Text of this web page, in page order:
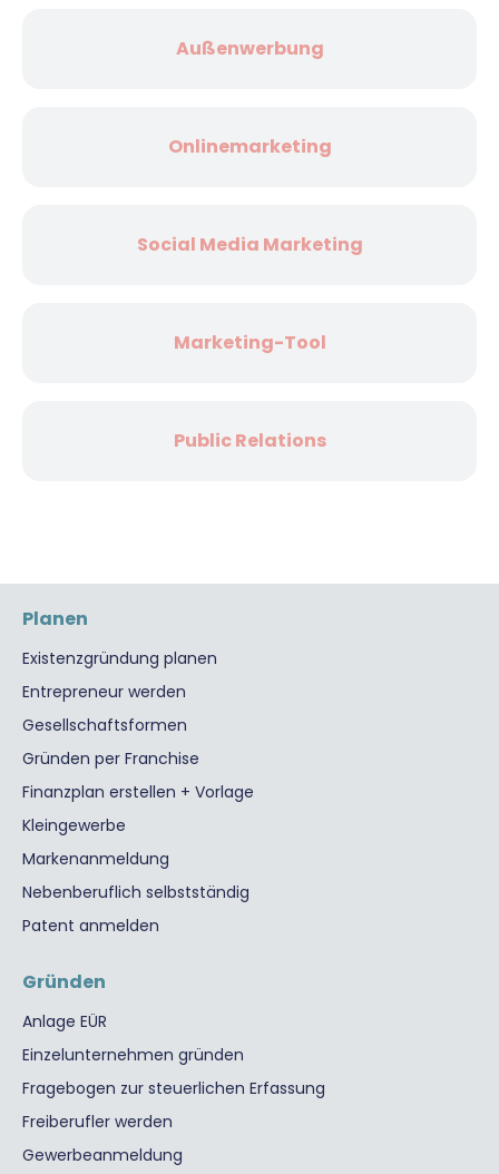
Außenwerbung
Onlinemarketing
Social Media Marketing
Marketing-Tool
Public Relations
Planen
Existenzgründung planen
Entrepreneur werden
Gesellschaftsformen
Gründen per Franchise
Finanzplan erstellen + Vorlage
Kleingewerbe
Markenanmeldung
Nebenberuflich selbstständig
Patent anmelden
Gründen
Anlage EÜR
Einzelunternehmen gründen
Fragebogen zur steuerlichen Erfassung
Freiberufler werden
Gewerbeanmeldung